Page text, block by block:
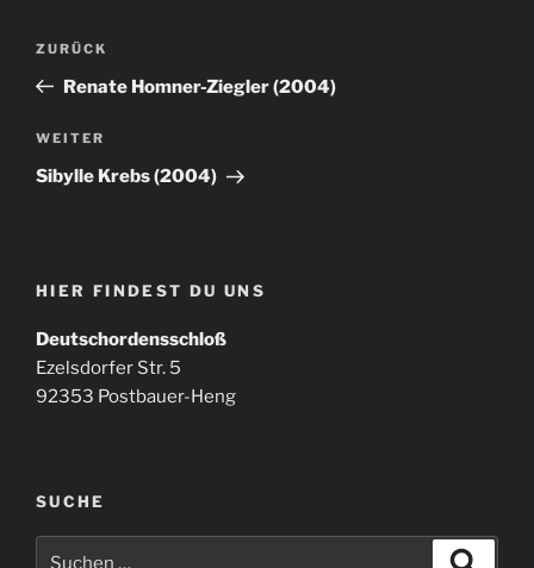
Beitragsnavigation
Vorheriger
Beitrag
ZURÜCK
Renate Homner-Ziegler (2004)
Nächster
Beitrag
WEITER
Sibylle Krebs (2004)
HIER FINDEST DU UNS
Deutschordensschloß
Ezelsdorfer Str. 5
92353 Postbauer-Heng
SUCHE